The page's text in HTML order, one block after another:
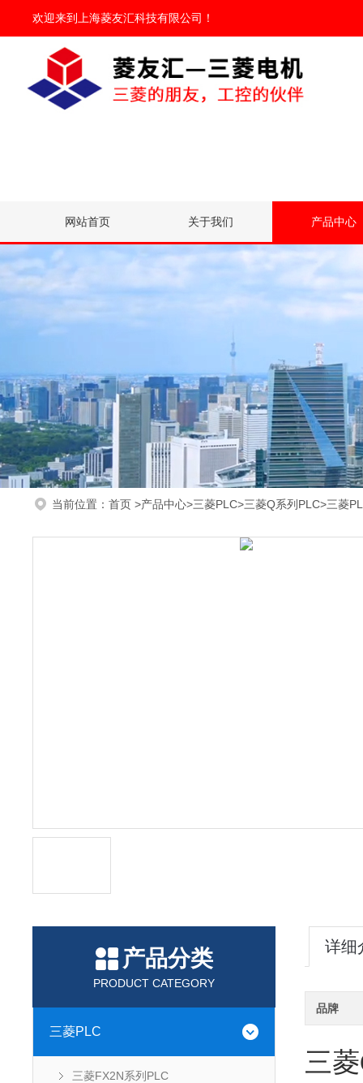
欢迎来到 上海菱友汇科技有限公司 ！
网站首页 关于我们 产品中心
当前位置： 首页 >产品中心>三菱PLC>三菱Q系列PLC>三菱
产品分类
PRODUCT CATEGORY
三菱PLC
三菱FX2N系列PLC
详细
品牌
三